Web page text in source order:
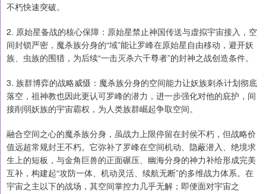
不朽快速突破。
2. 原始星备战的核心保障：原始星禁止神国传送与虚拟宇宙接入，空
间封锁严密，魔杀族分身的“域”能让罗峰在原始星自由移动，避开妖
族、虫族的围猎，为后续“一击灭杀六千尊者”的封神之战创造条件。
3. 族群博弈的战略威慑：魔杀族分身的空间能力让妖族刺杀计划彻底
落空，祖神教也因此更认可罗峰的潜力，进一步强化对他的庇护，间
接削弱妖族的宇宙霸权，为人类族群崛起争取空间。
融合空间之心的魔杀族分身，虽战力上限停留在封侯不朽，但战略价
值远超常规封王不朽。它弥补了罗峰在空间机动、隐蔽潜入、绝境求
生上的短板，与金角巨兽的正面碾压、幽海分身的神力补给形成完美
互补，构建起“攻防一体、机动灵活、续航无断”的多维战力体系。在
宇宙之主以下的战场，其空间掌控力几乎无解；即便面对宇宙之